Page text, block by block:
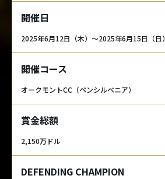
開催日
2025年6月12日（木）～2025年6月15日（日）
開催コース
オークモントCC（ペンシルベニア）
賞金総額
2,150万ドル
DEFENDING CHAMPION